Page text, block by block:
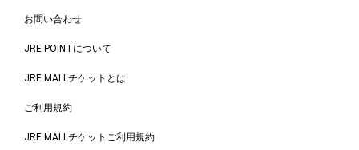
お問い合わせ
JRE POINTについて
JRE MALLチケットとは
ご利用規約
JRE MALLチケットご利用規約